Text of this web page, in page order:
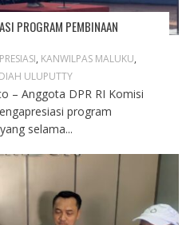
PROGRAM PEMBINAAN
, KANWILPAS MALUKU,
ULUPUTTY
– Anggota DPR RI Komisi
program
selama...